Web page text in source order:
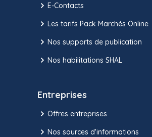
E-Contacts
Les tarifs Pack Marchés Online
Nos supports de publication
Nos habilitations SHAL
Entreprises
Offres entreprises
Nos sources d'informations